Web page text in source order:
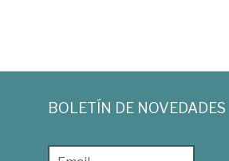
BOLETÍN DE NOVEDADES